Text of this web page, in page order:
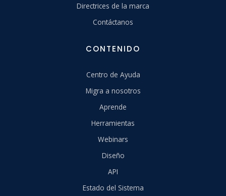
Directrices de la marca
Contáctanos
CONTENIDO
Centro de Ayuda
Migra a nosotros
Aprende
Herramientas
Webinars
Diseño
API
Estado del Sistema